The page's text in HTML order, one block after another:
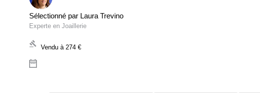
Sélectionné par Laura Trevino
Experte en Joaillerie
Vendu à 274 €